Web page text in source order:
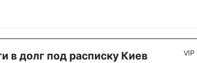
в долг под расписку Киев VIP